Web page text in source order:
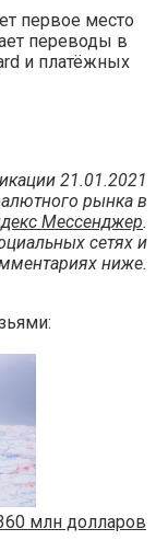
первое место
переводы в
и платёжных
21.01.2021
рынка в
Мессенджер.
сетях и
ниже.
млн долларов